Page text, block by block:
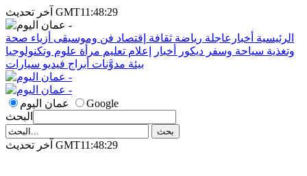
آخر تحديث GMT11:48:29
الرئيسية أخبارعاجلة رياضة ثقافة إقتصاد فن وموسيقى أزياء صحة
وتغذية سياحة وسفر ديكور أخبار إعلام تعليم مرأة علوم وتكنولوجيا
بيئة مدوَّنات أبراج فيديو سيارات
عمان اليوم
Google
البحث
آخر تحديث GMT11:48:29